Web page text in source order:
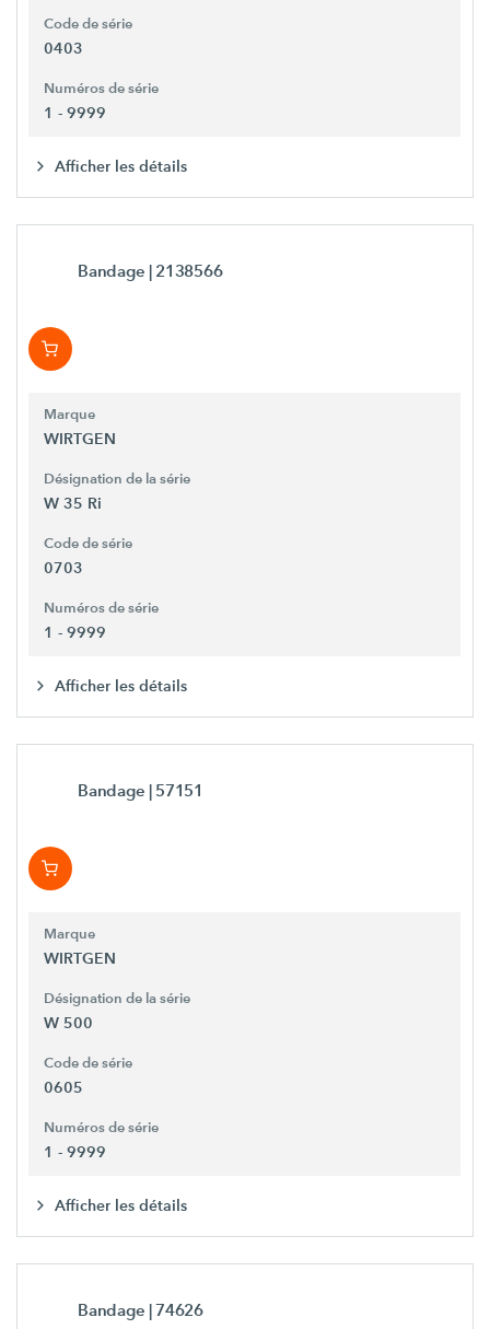
Code de série
0403
Numéros de série
1 - 9999
Afficher les détails
Bandage | 2138566
Marque
WIRTGEN
Désignation de la série
W 35 Ri
Code de série
0703
Numéros de série
1 - 9999
Afficher les détails
Bandage | 57151
Marque
WIRTGEN
Désignation de la série
W 500
Code de série
0605
Numéros de série
1 - 9999
Afficher les détails
Bandage | 74626